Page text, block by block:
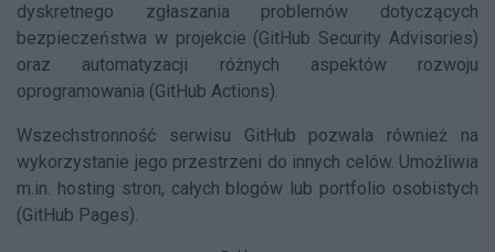
dyskretnego zgłaszania problemów dotyczących
bezpieczeństwa w projekcie (GitHub Security Advisories)
oraz automatyzacji różnych aspektów rozwoju
oprogramowania (GitHub Actions).
Wszechstronność serwisu GitHub pozwala również na
wykorzystanie jego przestrzeni do innych celów. Umożliwia
m.in. hosting stron, całych blogów lub portfolio osobistych
(GitHub Pages).